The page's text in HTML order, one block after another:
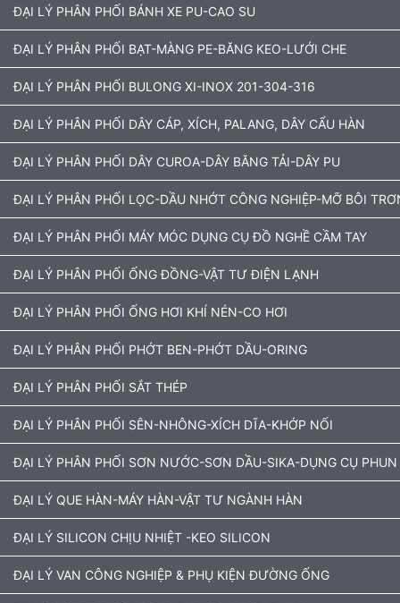
ĐẠI LÝ PHÂN PHỐI BÁNH XE PU-CAO SU
ĐẠI LÝ PHÂN PHỐI BẠT-MÀNG PE-BĂNG KEO-LƯỚI CHE
ĐẠI LÝ PHÂN PHỐI BULONG XI-INOX 201-304-316
ĐẠI LÝ PHÂN PHỐI DÂY CÁP, XÍCH, PALANG, DÂY CẨU HÀN
ĐẠI LÝ PHÂN PHỐI DÂY CUROA-DÂY BĂNG TẢI-DÂY PU
ĐẠI LÝ PHÂN PHỐI LỌC-DẦU NHỚT CÔNG NGHIỆP-MỠ BÔI
ĐẠI LÝ PHÂN PHỐI MÁY MÓC DỤNG CỤ ĐỒ NGHỀ CẦM TAY
ĐẠI LÝ PHÂN PHỐI ỐNG ĐỒNG-VẬT TƯ ĐIỆN LẠNH
ĐẠI LÝ PHÂN PHỐI ỐNG HƠI KHÍ NÉN-CO HƠI
ĐẠI LÝ PHÂN PHỐI PHỚT BEN-PHỚT DẦU-ORING
ĐẠI LÝ PHÂN PHỐI SẮT THÉP
ĐẠI LÝ PHÂN PHỐI SÊN-NHÔNG-XÍCH DĨA-KHỚP NỐI
ĐẠI LÝ PHÂN PHỐI SƠN NƯỚC-SƠN DẦU-SIKA-DỤNG CỤ
ĐẠI LÝ QUE HÀN-MÁY HÀN-VẬT TƯ NGÀNH HÀN
ĐẠI LÝ SILICON CHỊU NHIỆT -KEO SILICON
ĐẠI LÝ VAN CÔNG NGHIỆP & PHỤ KIỆN ĐƯỜNG ỐNG